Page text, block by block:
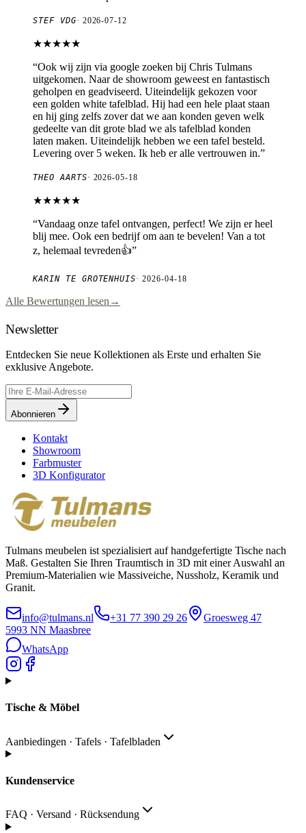
STEF VDG· 2026-07-12
★★★★★
“Ook wij zijn via google zoeken bij Chris Tulmans
uitgekomen. Naar de showroom geweest en fantastisch
geholpen en geadviseerd. Uiteindelijk gekozen voor
een golden white tafelblad. Hij had een hele plaat staan
en hij ging zelfs zover dat we aan konden geven welk
gedeelte van dit grote blad we als tafelblad konden
laten maken. Uiteindelijk hebben we een tafel besteld.
Levering over 5 weken. Ik heb er alle vertrouwen in.”
THEO AARTS· 2026-05-18
★★★★★
“Vandaag onze tafel ontvangen, perfect! We zijn er heel
blij mee. Ook een bedrijf om aan te bevelen! Van a tot
z, helemaal tevreden👍”
KARIN TE GROTENHUIS·2026-04-18
Alle Bewertungen lesen →
Newsletter
Entdecken Sie neue Kollektionen als Erste und erhalten Sie
exklusive Angebote.
Abonnieren
Kontakt
Showroom
Farbmuster
3D Konfigurator
Tulmans meubelen ist spezialisiert auf handgefertigte Tische nach
Maß. Gestalten Sie Ihren Traumtisch in 3D mit einer Auswahl an
Premium-Materialien wie Massiveiche, Nussholz, Keramik und
Granit.
info@tulmans.nl +31 77 390 29 26
Groesweg 47
5993 NN Maasbree
WhatsApp
Tische & Möbel
Aanbiedingen · Tafels · Tafelbladen
Kundenservice
FAQ · Versand · Rücksendung